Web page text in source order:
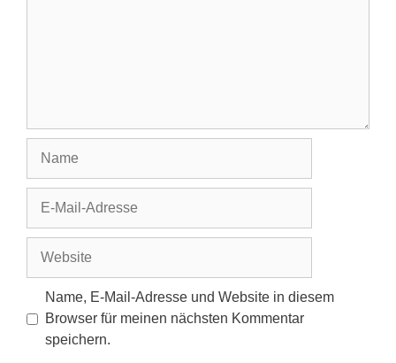
Adresse
Name, E-Mail-Adresse und Website in diesem
Browser für meinen nächsten Kommentar
speichern.